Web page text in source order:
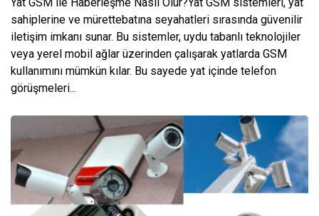
sahiplerine ve mürettebatına seyahatleri sırasında güvenilir
iletişim imkanı sunar. Bu sistemler, uydu tabanlı teknolojiler
veya yerel mobil ağlar üzerinden çalışarak yatlarda GSM
kullanımını mümkün kılar. Bu sayede yat içinde telefon
görüşmeleri...